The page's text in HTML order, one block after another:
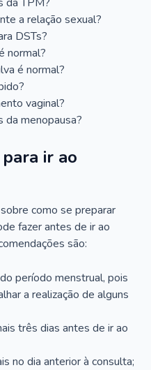
a relação sexual?
DSTs?
normal?
é normal?
vaginal?
da menopausa?
ir ao
como se preparar
fazer antes de ir ao
são:
período menstrual, pois
a realização de alguns
três dias antes de ir ao
no dia anterior à consulta;